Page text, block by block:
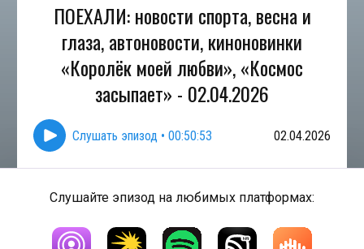
ПОЕХАЛИ: новости спорта, весна и
глаза, автоновости, киноновинки
«Королёк моей любви», «Космос
засыпает» - 02.04.2026
Слушать эпизод • 00:50:53 02.04.2026
Слушайте эпизод на любимых платформах: